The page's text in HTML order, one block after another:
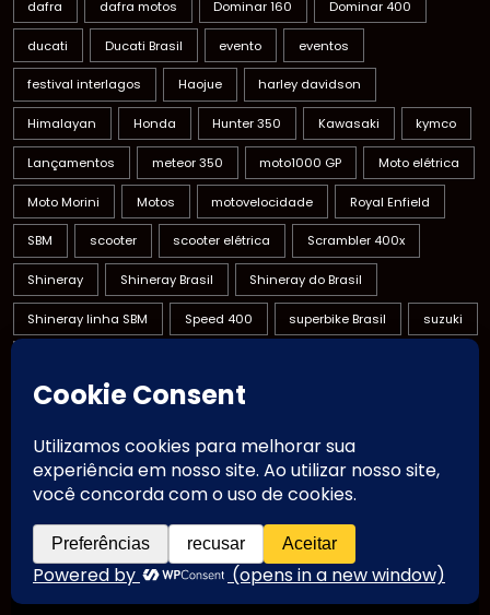
dafra dafra motos Dominar 160 Dominar 400
ducati Ducati Brasil evento eventos
festival interlagos Haojue harley davidson
Himalayan Honda Hunter 350 Kawasaki kymco
Lançamentos meteor 350 moto1000 GP Moto elétrica
Moto Morini Motos motovelocidade Royal Enfield
SBM scooter scooter elétrica Scrambler 400x
Shineray Shineray Brasil Shineray do Brasil
Shineray linha SBM Speed 400 superbike Brasil suzuki
yamaha brasil Zontes